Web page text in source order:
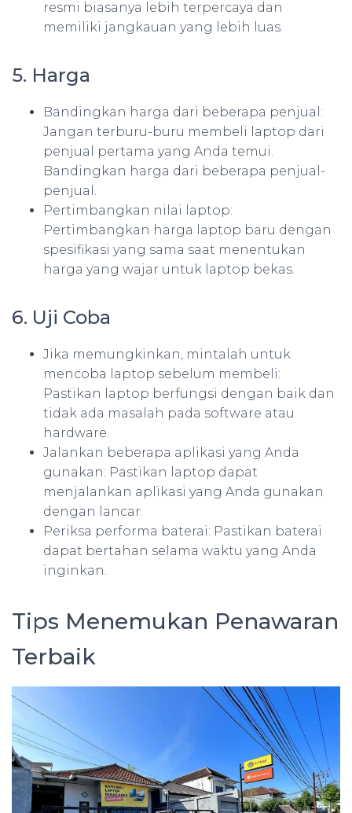
resmi biasanya lebih terpercaya dan
memiliki jangkauan yang lebih luas.
5. Harga
Bandingkan harga dari beberapa penjual:
Jangan terburu-buru membeli laptop dari
penjual pertama yang Anda temui.
Bandingkan harga dari beberapa penjual-
penjual.
Pertimbangkan nilai laptop:
Pertimbangkan harga laptop baru dengan
spesifikasi yang sama saat menentukan
harga yang wajar untuk laptop bekas.
6. Uji Coba
Jika memungkinkan, mintalah untuk
mencoba laptop sebelum membeli:
Pastikan laptop berfungsi dengan baik dan
tidak ada masalah pada software atau
hardware.
Jalankan beberapa aplikasi yang Anda
gunakan: Pastikan laptop dapat
menjalankan aplikasi yang Anda gunakan
dengan lancar.
Periksa performa baterai: Pastikan baterai
dapat bertahan selama waktu yang Anda
inginkan.
Tips Menemukan Penawaran
Terbaik